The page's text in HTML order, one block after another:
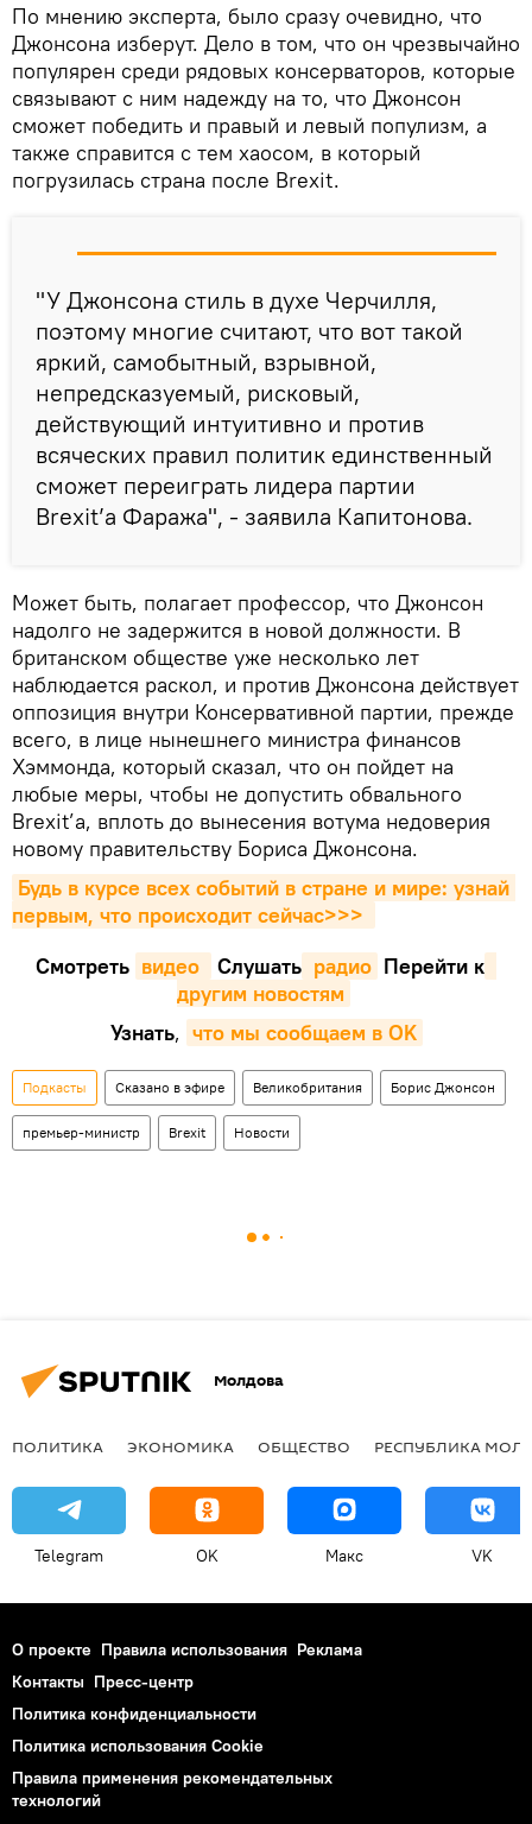
По мнению эксперта, было сразу очевидно, что
Джонсона изберут. Дело в том, что он чрезвычайно
популярен среди рядовых консерваторов, которые
связывают с ним надежду на то, что Джонсон
сможет победить и правый и левый популизм, а
также справится с тем хаосом, в который
погрузилась страна после Brexit.
"У Джонсона стиль в духе Черчилля,
поэтому многие считают, что вот такой
яркий, самобытный, взрывной,
непредсказуемый, рисковый,
действующий интуитивно и против
всяческих правил политик единственный
сможет переиграть лидера партии
Brexit’а Фаража", - заявила Капитонова.
Может быть, полагает профессор, что Джонсон
надолго не задержится в новой должности. В
британском обществе уже несколько лет
наблюдается раскол, и против Джонсона действует
оппозиция внутри Консервативной партии, прежде
всего, в лице нынешнего министра финансов
Хэммонда, который сказал, что он пойдет на
любые меры, чтобы не допустить обвального
Brexit’а, вплоть до вынесения вотума недоверия
новому правительству Бориса Джонсона.
Будь в курсе всех событий в стране и мире: узнай
первым, что происходит сейчаc>>>
Смотреть видео Cлушать радио Перейти к
другим новостям
Узнать, что мы сообщаем в OK
Подкасты Сказано в эфире Великобритания Борис Джонсон
премьер-министр Brexit Новости
Молдова
ПОЛИТИКА ЭКОНОМИКА ОБЩЕСТВО РЕСПУБЛИКА
Telegram OK Макс VK
О проекте Правила использования Реклама
Контакты Пресс-центр
Политика конфиденциальности
Политика использования Cookie
Правила применения рекомендательных
технологий